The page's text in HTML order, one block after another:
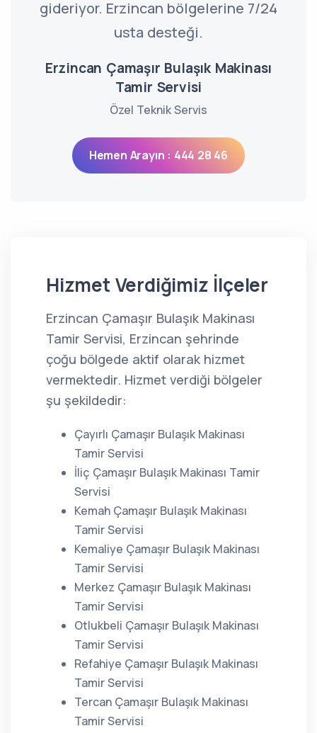
gideriyor. Erzincan bölgelerine 7/24
usta desteği.
Erzincan Çamaşır Bulaşık Makinası
Tamir Servisi
Özel Teknik Servis
Hemen Arayın : 444 28 46
Hizmet Verdiğimiz İlçeler
Erzincan Çamaşır Bulaşık Makinası
Tamir Servisi, Erzincan şehrinde
çoğu bölgede aktif olarak hizmet
vermektedir. Hizmet verdiği bölgeler
şu şekildedir:
Çayırlı Çamaşır Bulaşık Makinası
Tamir Servisi
İliç Çamaşır Bulaşık Makinası Tamir
Servisi
Kemah Çamaşır Bulaşık Makinası
Tamir Servisi
Kemaliye Çamaşır Bulaşık Makinası
Tamir Servisi
Merkez Çamaşır Bulaşık Makinası
Tamir Servisi
Otlukbeli Çamaşır Bulaşık Makinası
Tamir Servisi
Refahiye Çamaşır Bulaşık Makinası
Tamir Servisi
Tercan Çamaşır Bulaşık Makinası
Tamir Servisi